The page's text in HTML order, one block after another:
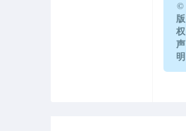
©
版
权
声
明